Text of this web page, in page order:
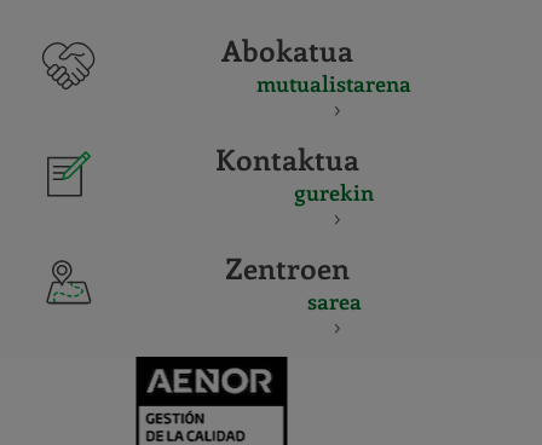
Abokatua
mutualistarena
Kontaktua
gurekin
Zentroen
sarea